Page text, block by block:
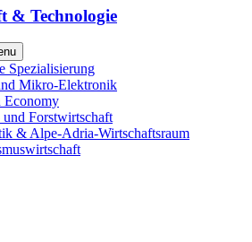
& Technologie
Spezialisierung
Mikro-Elektronik
Economy
Forstwirtschaft
& Alpe-Adria-Wirtschaftsraum